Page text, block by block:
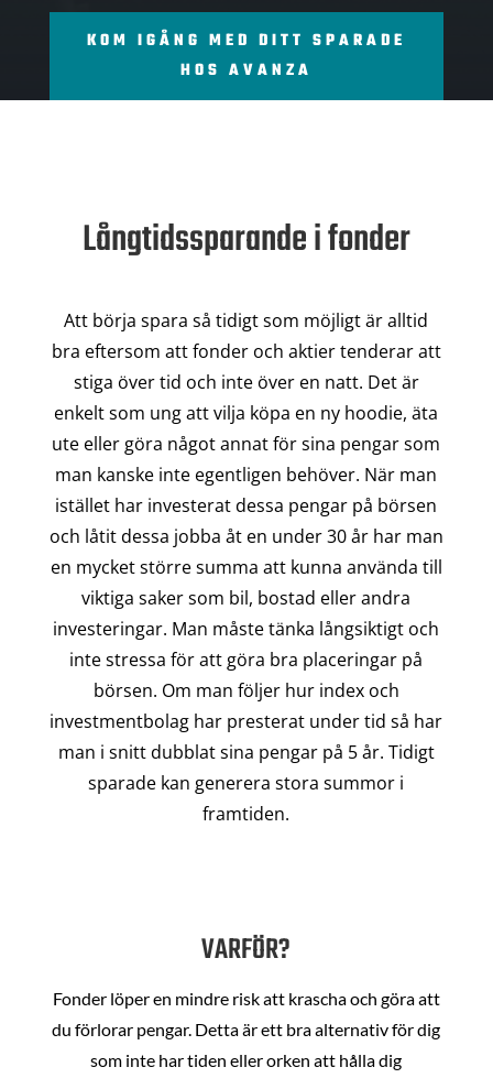
KOM IGÅNG MED DITT SPARADE
HOS AVANZA
Långtidssparande i fonder
Att börja spara så tidigt som möjligt är alltid
bra eftersom att fonder och aktier tenderar att
stiga över tid och inte över en natt. Det är
enkelt som ung att vilja köpa en ny hoodie, äta
ute eller göra något annat för sina pengar som
man kanske inte egentligen behöver. När man
istället har investerat dessa pengar på börsen
och låtit dessa jobba åt en under 30 år har man
en mycket större summa att kunna använda till
viktiga saker som bil, bostad eller andra
investeringar. Man måste tänka långsiktigt och
inte stressa för att göra bra placeringar på
börsen. Om man följer hur index och
investmentbolag har presterat under tid så har
man i snitt dubblat sina pengar på 5 år. Tidigt
sparade kan generera stora summor i
framtiden.
VARFÖR?
Fonder löper en mindre risk att krascha och göra att
du förlorar pengar. Detta är ett bra alternativ för dig
som inte har tiden eller orken att hålla dig